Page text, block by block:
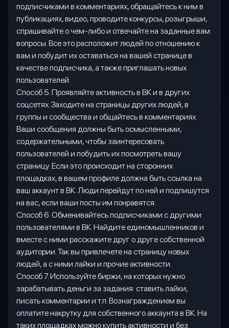
подписчиками в комментариях, обращайтесь к ним в
публикациях, видео, проводите конкурсы, розыгрыши,
спрашивайте о чем-либо и отвечайте на заданные вам
вопросы. Все это расположит людей по отношению к
вам и побудит их оставаться на вашей странице в
качестве подписчика, а также приглашать новых
пользователей.
Способ 5. Проявляйте активность в ВК и в других
соцсетях. Заходите на страницы других людей, в
группы и сообщества и общайтесь в комментариях.
Ваши сообщения должны быть осмысленными,
содержательными, чтобы заинтересовать
пользователей и побудить их посмотреть вашу
страницу. Если это происходит на сторонних
площадках, в вашем профиле должна быть ссылка на
ваш аккаунт в ВК. Люди перейдут по ней и подпишутся
на вас, если ваши посты им понравятся.
Способ 6. Обменивайтесь подписчиками с другими
пользователями в ВК. Найдите единомышленников и
вместе с ними расскажите друг о друге собственной
аудитории. Так вы привлечете на страницу новых
людей, а с ними лайки и прочие активности.
Способ 7. Используйте биржи, на которых нужно
зарабатывать деньги за задания: ставить лайки,
писать комментарии и т.п. Вознаграждением вы
оплатите накрутку для собственного аккаунта в ВК. На
таких площадках можно купить активности и без